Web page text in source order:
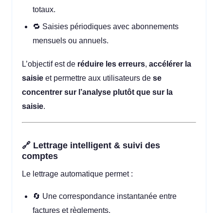
totaux.
🔁 Saisies périodiques avec abonnements
mensuels ou annuels.
L’objectif est de réduire les erreurs, accélérer la
saisie et permettre aux utilisateurs de se
concentrer sur l’analyse plutôt que sur la
saisie.
🔗 Lettrage intelligent & suivi des
comptes
Le lettrage automatique permet :
🔄 Une correspondance instantanée entre
factures et règlements.